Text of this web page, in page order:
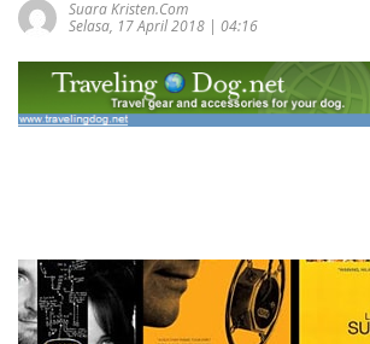
Suara Kristen.com
Selasa, 17 April 2018 | 04:16